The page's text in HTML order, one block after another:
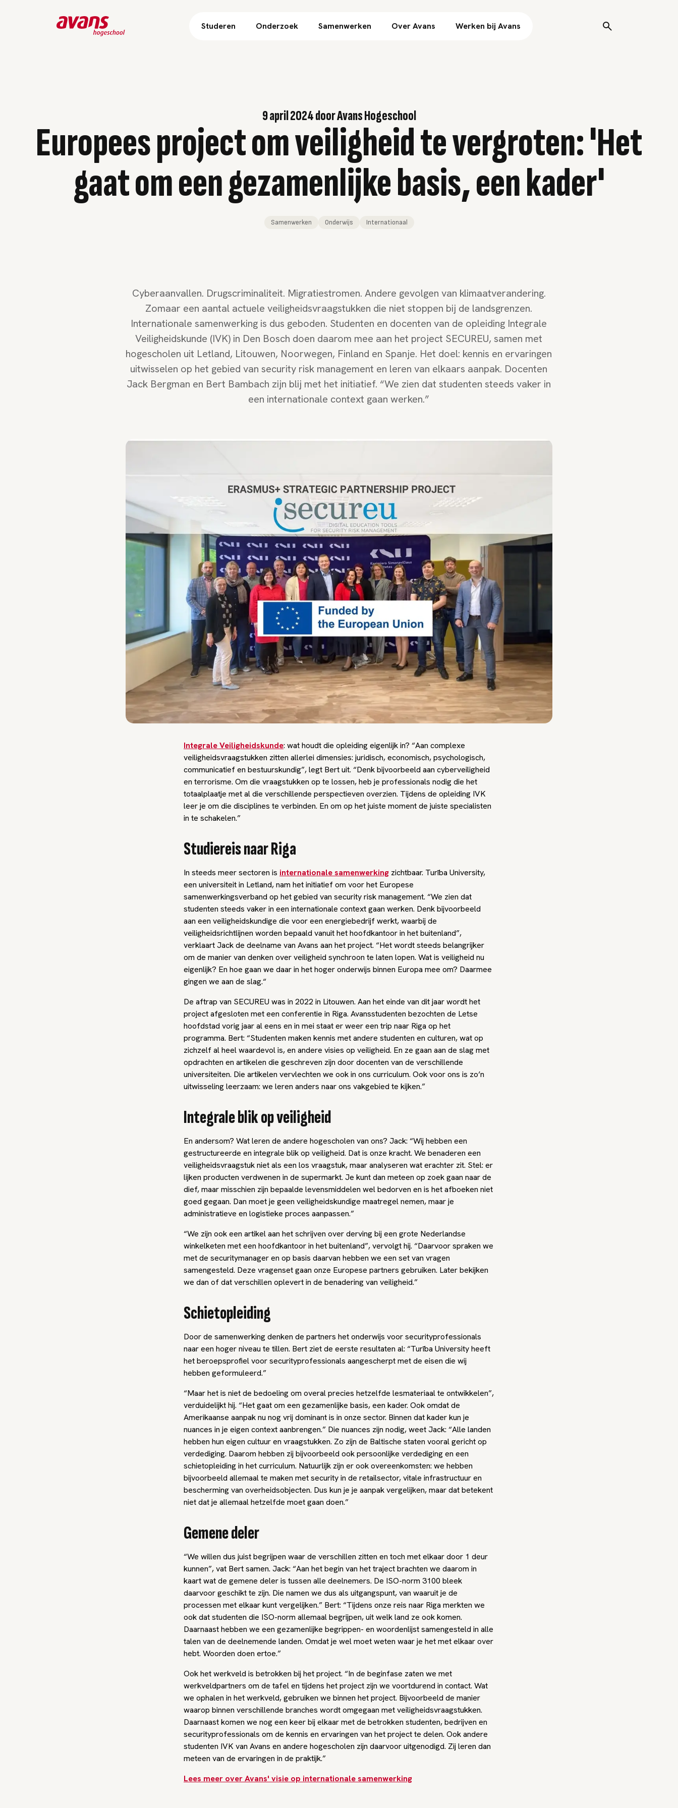
Direct naar inhoud
Studeren Onderzoek Samenwerken Over Avans Werken bij Avans
9 april 2024doorAvans Hogeschool
Europees project om veiligheid te vergroten: 'Het
gaat om een gezamenlijke basis, een kader'
Samenwerken Onderwijs Internationaal
Cyberaanvallen. Drugscriminaliteit. Migratiestromen. Andere gevolgen van klimaatverandering.
Zomaar een aantal actuele veiligheidsvraagstukken die niet stoppen bij de landsgrenzen.
Internationale samenwerking is dus geboden. Studenten en docenten van de opleiding Integrale
Veiligheidskunde (IVK) in Den Bosch doen daarom mee aan het project SECUREU, samen met
hogescholen uit Letland, Litouwen, Noorwegen, Finland en Spanje. Het doel: kennis en ervaringen
uitwisselen op het gebied van security risk management en leren van elkaars aanpak. Docenten
Jack Bergman en Bert Bambach zijn blij met het initiatief. “We zien dat studenten steeds vaker in
een internationale context gaan werken.”
Integrale Veiligheidskunde: wat houdt die opleiding eigenlijk in? “Aan complexe
veiligheidsvraagstukken zitten allerlei dimensies: juridisch, economisch, psychologisch,
communicatief en bestuurskundig”, legt Bert uit. “Denk bijvoorbeeld aan cyberveiligheid
en terrorisme. Om die vraagstukken op te lossen, heb je professionals nodig die het
totaalplaatje met al die verschillende perspectieven overzien. Tijdens de opleiding IVK
leer je om die disciplines te verbinden. En om op het juiste moment de juiste specialisten
in te schakelen.”
Studiereis naar Riga
In steeds meer sectoren is internationale samenwerking zichtbaar. Turība University,
een universiteit in Letland, nam het initiatief om voor het Europese
samenwerkingsverband op het gebied van security risk management. “We zien dat
studenten steeds vaker in een internationale context gaan werken. Denk bijvoorbeeld
aan een veiligheidskundige die voor een energiebedrijf werkt, waarbij de
veiligheidsrichtlijnen worden bepaald vanuit het hoofdkantoor in het buitenland”,
verklaart Jack de deelname van Avans aan het project. “Het wordt steeds belangrijker
om de manier van denken over veiligheid synchroon te laten lopen. Wat is veiligheid nu
eigenlijk? En hoe gaan we daar in het hoger onderwijs binnen Europa mee om? Daarmee
gingen we aan de slag.“
De aftrap van SECUREU was in 2022 in Litouwen. Aan het einde van dit jaar wordt het
project afgesloten met een conferentie in Riga. Avansstudenten bezochten de Letse
hoofdstad vorig jaar al eens en in mei staat er weer een trip naar Riga op het
programma. Bert: “Studenten maken kennis met andere studenten en culturen, wat op
zichzelf al heel waardevol is, en andere visies op veiligheid. En ze gaan aan de slag met
opdrachten en artikelen die geschreven zijn door docenten van de verschillende
universiteiten. Die artikelen vervlechten we ook in ons curriculum. Ook voor ons is zo’n
uitwisseling leerzaam: we leren anders naar ons vakgebied te kijken.”
Integrale blik op veiligheid
En andersom? Wat leren de andere hogescholen van ons? Jack: “Wij hebben een
gestructureerde en integrale blik op veiligheid. Dat is onze kracht. We benaderen een
veiligheidsvraagstuk niet als een los vraagstuk, maar analyseren wat erachter zit. Stel: er
lijken producten verdwenen in de supermarkt. Je kunt dan meteen op zoek gaan naar de
dief, maar misschien zijn bepaalde levensmiddelen wel bedorven en is het afboeken niet
goed gegaan. Dan moet je geen veiligheidskundige maatregel nemen, maar je
administratieve en logistieke proces aanpassen.”
“We zijn ook een artikel aan het schrijven over derving bij een grote Nederlandse
winkelketen met een hoofdkantoor in het buitenland”, vervolgt hij. “Daarvoor spraken we
met de securitymanager en op basis daarvan hebben we een set van vragen
samengesteld. Deze vragenset gaan onze Europese partners gebruiken. Later bekijken
we dan of dat verschillen oplevert in de benadering van veiligheid.”
Schietopleiding
Door de samenwerking denken de partners het onderwijs voor securityprofessionals
naar een hoger niveau te tillen. Bert ziet de eerste resultaten al: “Turība University heeft
het beroepsprofiel voor securityprofessionals aangescherpt met de eisen die wij
hebben geformuleerd.”
“Maar het is niet de bedoeling om overal precies hetzelfde lesmateriaal te ontwikkelen”,
verduidelijkt hij. “Het gaat om een gezamenlijke basis, een kader. Ook omdat de
Amerikaanse aanpak nu nog vrij dominant is in onze sector. Binnen dat kader kun je
nuances in je eigen context aanbrengen.” Die nuances zijn nodig, weet Jack: “Alle landen
hebben hun eigen cultuur en vraagstukken. Zo zijn de Baltische staten vooral gericht op
verdediging. Daarom hebben zij bijvoorbeeld ook persoonlijke verdediging en een
schietopleiding in het curriculum. Natuurlijk zijn er ook overeenkomsten: we hebben
bijvoorbeeld allemaal te maken met security in de retailsector, vitale infrastructuur en
bescherming van overheidsobjecten. Dus kun je je aanpak vergelijken, maar dat betekent
niet dat je allemaal hetzelfde moet gaan doen.”
Gemene deler
“We willen dus juist begrijpen waar de verschillen zitten en toch met elkaar door 1 deur
kunnen”, vat Bert samen. Jack: “Aan het begin van het traject brachten we daarom in
kaart wat de gemene deler is tussen alle deelnemers. De ISO-norm 3100 bleek
daarvoor geschikt te zijn. Die namen we dus als uitgangspunt, van waaruit je de
processen met elkaar kunt vergelijken.” Bert: “Tijdens onze reis naar Riga merkten we
ook dat studenten die ISO-norm allemaal begrijpen, uit welk land ze ook komen.
Daarnaast hebben we een gezamenlijke begrippen- en woordenlijst samengesteld in alle
talen van de deelnemende landen. Omdat je wel moet weten waar je het met elkaar over
hebt. Woorden doen ertoe.”
Ook het werkveld is betrokken bij het project. “In de beginfase zaten we met
werkveldpartners om de tafel en tijdens het project zijn we voortdurend in contact. Wat
we ophalen in het werkveld, gebruiken we binnen het project. Bijvoorbeeld de manier
waarop binnen verschillende branches wordt omgegaan met veiligheidsvraagstukken.
Daarnaast komen we nog een keer bij elkaar met de betrokken studenten, bedrijven en
securityprofessionals om de kennis en ervaringen van het project te delen. Ook andere
studenten IVK van Avans en andere hogescholen zijn daarvoor uitgenodigd. Zij leren dan
meteen van de ervaringen in de praktijk.”
Lees meer over Avans' visie op internationale samenwerking